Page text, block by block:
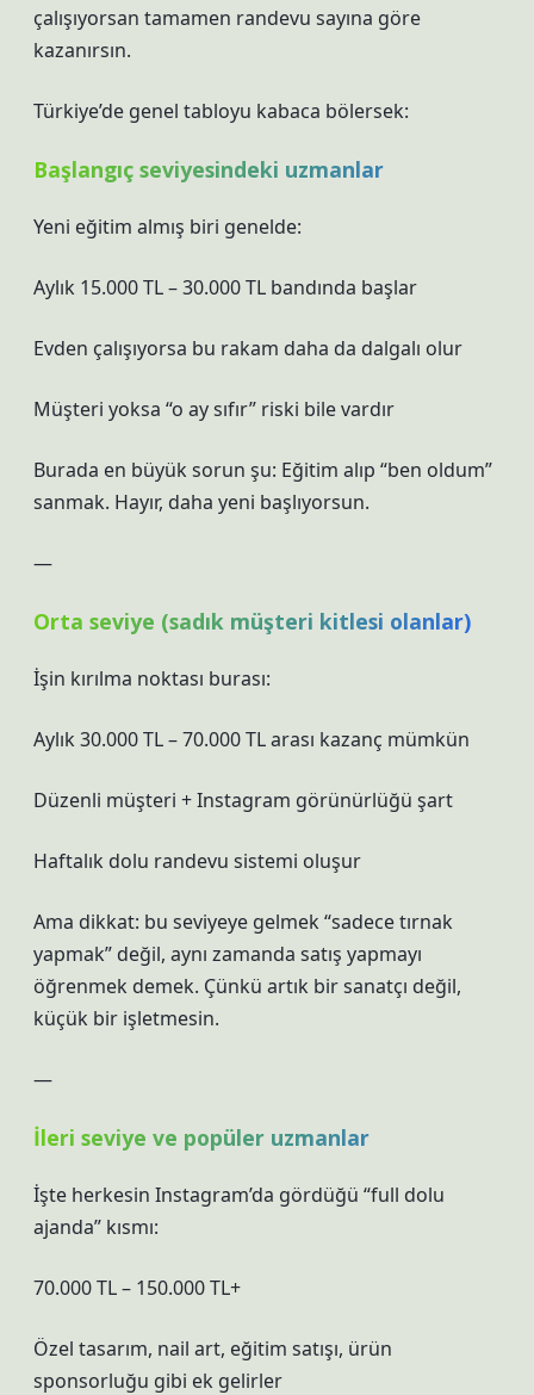
çalışıyorsan tamamen randevu sayına göre
kazanırsın.
Türkiye’de genel tabloyu kabaca bölersek:
Başlangıç seviyesindeki uzmanlar
Yeni eğitim almış biri genelde:
Aylık 15.000 TL – 30.000 TL bandında başlar
Evden çalışıyorsa bu rakam daha da dalgalı olur
Müşteri yoksa “o ay sıfır” riski bile vardır
Burada en büyük sorun şu: Eğitim alıp “ben oldum”
sanmak. Hayır, daha yeni başlıyorsun.
—
Orta seviye (sadık müşteri kitlesi olanlar)
İşin kırılma noktası burası:
Aylık 30.000 TL – 70.000 TL arası kazanç mümkün
Düzenli müşteri + Instagram görünürlüğü şart
Haftalık dolu randevu sistemi oluşur
Ama dikkat: bu seviyeye gelmek “sadece tırnak
yapmak” değil, aynı zamanda satış yapmayı
öğrenmek demek. Çünkü artık bir sanatçı değil,
küçük bir işletmesin.
—
İleri seviye ve popüler uzmanlar
İşte herkesin Instagram’da gördüğü “full dolu
ajanda” kısmı:
70.000 TL – 150.000 TL+
Özel tasarım, nail art, eğitim satışı, ürün
sponsorluğu gibi ek gelirler